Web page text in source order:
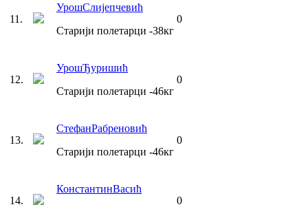
11 .
УрошСлијепчевић
Старији полетарци -38кг
0
12.
УрошЂуришић
Старији полетарци -46кг
0
13.
СтефанРабреновић
Старији полетарци -46кг
0
14.
КонстантинВасић
0